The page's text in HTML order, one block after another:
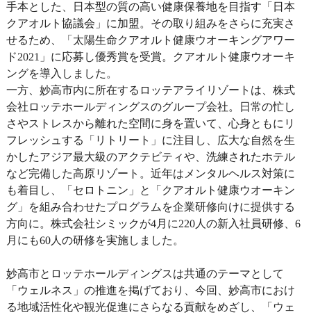
手本とした、日本型の質の高い健康保養地を目指す「日本
クアオルト協議会」に加盟。その取り組みをさらに充実さ
せるため、「太陽生命クアオルト健康ウオーキングアワー
ド2021」に応募し優秀賞を受賞。クアオルト健康ウオーキ
ングを導入しました。
一方、妙高市内に所在するロッテアライリゾートは、株式
会社ロッテホールディングスのグループ会社。日常の忙し
さやストレスから離れた空間に身を置いて、心身ともにリ
フレッシュする「リトリート」に注目し、広大な自然を生
かしたアジア最大級のアクテビティや、洗練されたホテル
など完備した高原リゾート。近年はメンタルヘルス対策に
も着目し、「セロトニン」と「クアオルト健康ウオーキン
グ」を組み合わせたプログラムを企業研修向けに提供する
方向に。株式会社シミックが4月に220人の新入社員研修、6
月にも60人の研修を実施しました。
妙高市とロッテホールディングスは共通のテーマとして
「ウェルネス」の推進を掲げており、今回、妙高市におけ
る地域活性化や観光促進にさらなる貢献をめざし、「ウェ